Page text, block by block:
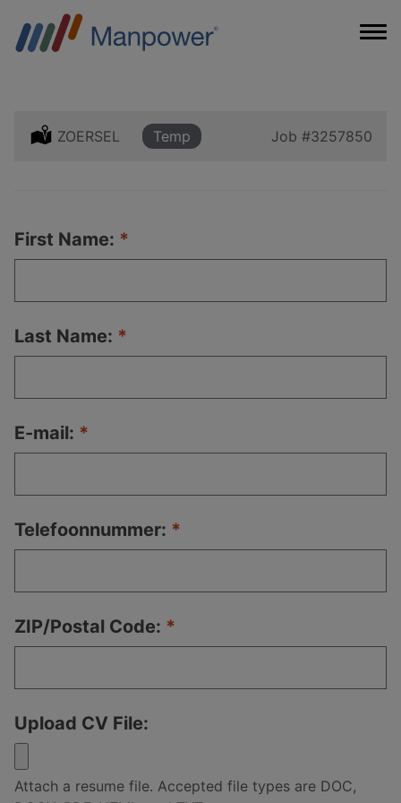
Location:
ZOERSEL Type:
Temp Job #3257850
First Name:
Last Name:
E-mail:
Telefoonnummer:
ZIP/Postal Code:
Upload CV File:
Attach a resume file. Accepted file types are DOC,